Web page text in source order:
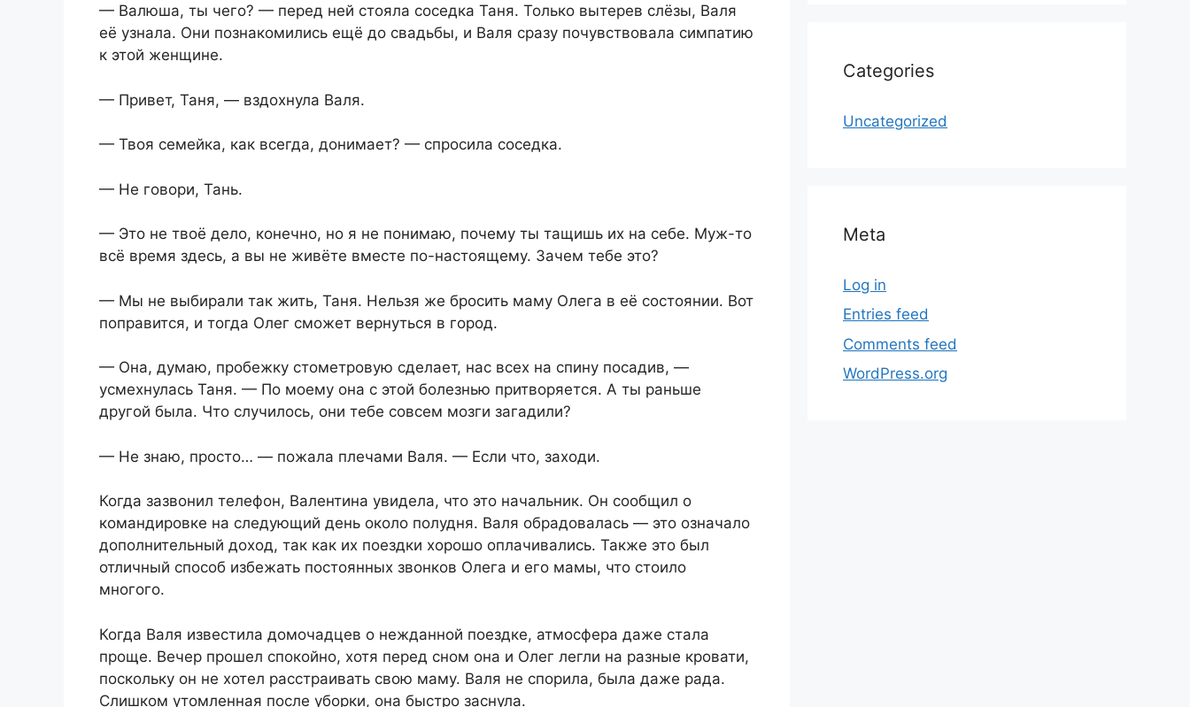
— Валюша, ты чего? — перед ней стояла соседка Таня. Только вытерев слёзы, Валя
её узнала. Они познакомились ещё до свадьбы, и Валя сразу почувствовала симпатию
к этой женщине.
— Привет, Таня, — вздохнула Валя.
— Твоя семейка, как всегда, донимает? — спросила соседка.
— Не говори, Тань.
— Это не твоё дело, конечно, но я не понимаю, почему ты тащишь их на себе. Муж-то
всё время здесь, а вы не живёте вместе по-настоящему. Зачем тебе это?
— Мы не выбирали так жить, Таня. Нельзя же бросить маму Олега в её состоянии. Вот
поправится, и тогда Олег сможет вернуться в город.
— Она, думаю, пробежку стометровую сделает, нас всех на спину посадив, —
усмехнулась Таня. — По моему она с этой болезнью притворяется. А ты раньше
другой была. Что случилось, они тебе совсем мозги загадили?
— Не знаю, просто… — пожала плечами Валя. — Если что, заходи.
Когда зазвонил телефон, Валентина увидела, что это начальник. Он сообщил о
командировке на следующий день около полудня. Валя обрадовалась — это означало
дополнительный доход, так как их поездки хорошо оплачивались. Также это был
отличный способ избежать постоянных звонков Олега и его мамы, что стоило
многого.
Когда Валя известила домочадцев о нежданной поездке, атмосфера даже стала
проще. Вечер прошел спокойно, хотя перед сном она и Олег легли на разные кровати,
поскольку он не хотел расстраивать свою маму. Валя не спорила, была даже рада.
Слишком утомленная после уборки, она быстро заснула.
Categories
Uncategorized
Meta
Log in
Entries feed
Comments feed
WordPress.org